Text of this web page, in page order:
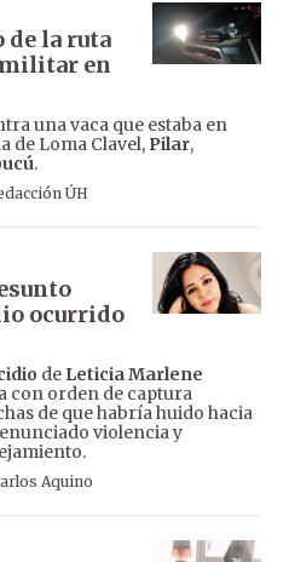
la ruta
militar en
una vaca que estaba en
de Loma Clavel, Pilar,
.
ÚH
ocurrido
de Leticia Marlene
con orden de captura
de que habría huido hacia
violencia y
Aquino